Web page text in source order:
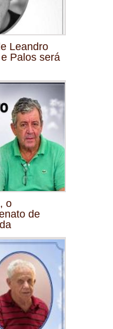
Leandro
Palos será
o
de